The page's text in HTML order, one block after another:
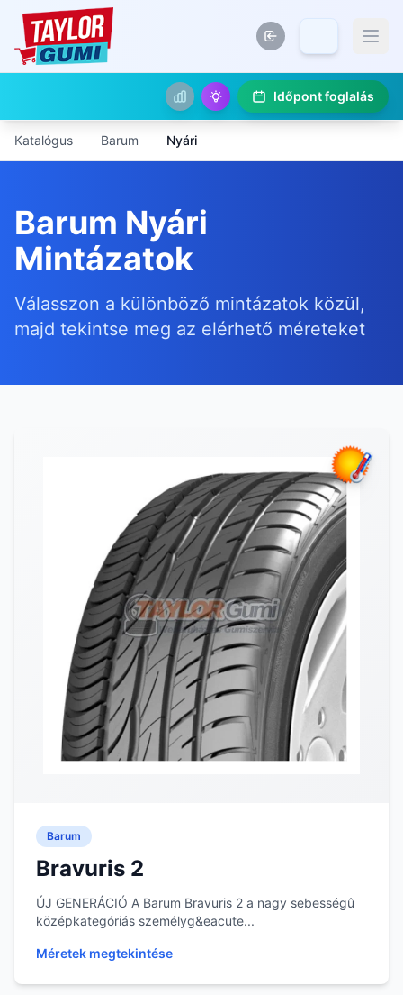
Időpont foglalás
Katalógus Barum Nyári
Barum Nyári
Mintázatok
Válasszon a különböző mintázatok közül,
majd tekintse meg az elérhető méreteket
Barum
Bravuris 2
ÚJ GENERÁCIÓ A Barum Bravuris 2 a nagy sebességû
középkategóriás személyg&eacute...
Méretek megtekintése